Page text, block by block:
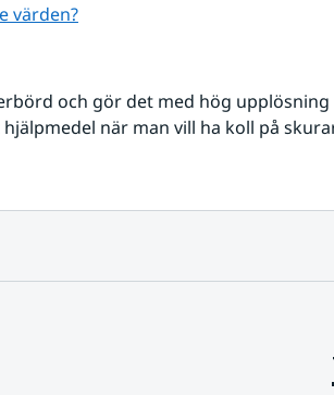
värden?
och gör det med hög upplösning
när man vill ha koll på